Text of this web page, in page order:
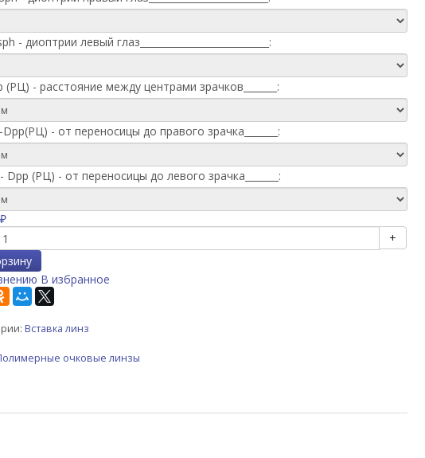
- диоптрии левый глаз___________________________:
(РЦ) - расстояние между центрами зрачков_______:
- от переносицы до правого зрачка_______:
Dpp (РЦ) - от переносицы до левого зрачка_______:
₽
+
В избранное
Вставка линз
очковые линзы